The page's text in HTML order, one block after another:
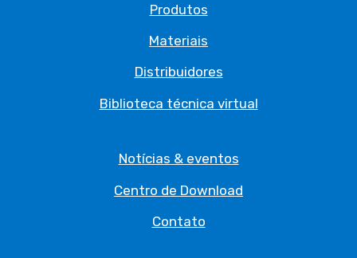
Produtos
Materiais
Distribuidores
Biblioteca técnica virtual
Notícias & eventos
Centro de Download
Contato